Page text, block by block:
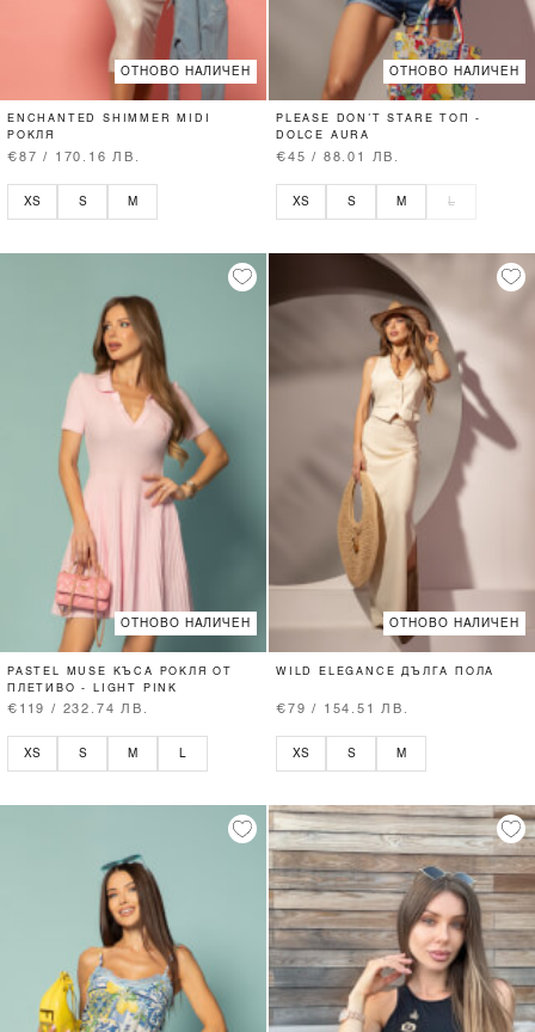
ОТНОВО НАЛИЧЕН
ENCHANTED SHIMMER MIDI
РОКЛЯ
€87 / 170.16 ЛВ.
XS S M
ОТНОВО НАЛИЧЕН
PLEASE DON’T STARE ТОП -
DOLCE AURA
€45 / 88.01 ЛВ.
XS S M L
ОТНОВО НАЛИЧЕН
PASTEL MUSE КЪСА РОКЛЯ ОТ
ПЛЕТИВО - LIGHT PINK
€119 / 232.74 ЛВ.
XS S M L
ОТНОВО НАЛИЧЕН
WILD ELEGANCE ДЪЛГА ПОЛА
€79 / 154.51 ЛВ.
XS S M